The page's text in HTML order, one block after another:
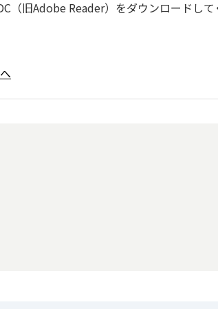
（旧Adobe Reader）をダウンロードして